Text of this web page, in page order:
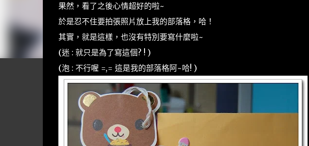
果然，看了之後心情超好的啦~
於是忍不住要拍張照片放上我的部落格，哈！
其實，就是這樣，也沒有特別要寫什麼啦~
(迷 : 就只是為了寫這個? ! )
(泡 : 不行喔 =,= 這是我的部落格阿~哈! )